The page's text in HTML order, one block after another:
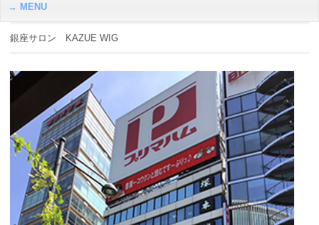
MENU
銀座サロン KAZUE WIG